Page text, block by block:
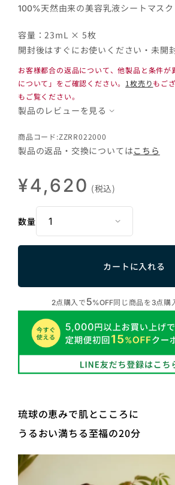
100%天然由来の美容乳液シートマスク
容量：23mL × 5枚
開封後はすぐにお使いください・未開
お客様都合の返品について、他製品と条件が
について」をご確認ください。 1枚売りもご
もご覧ください。
製品のレビューを見る
商品コード:ZZRR022000
製品の返品・交換についてはこちら
¥4,620 (税込)
数量
カートに入れる
2点購入で5%OFF同じ商品を3点購
琉球の恵みで肌とこころに
うるおい満ちる至福の20分